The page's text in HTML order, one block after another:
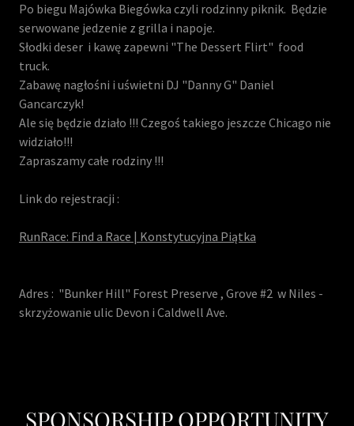
Po biegu Majówka Biegówka czyli rodzinny piknik. Będzie
serwowane jedzenie z grilla i napoje.
Słodki deser i kawę zapewni "The Dessert Flirt" food
truck.
Zabawę nagłośni i uświetni DJ "Danny G" Daniel
Gancarczyk!
Ale się będzie działo !!! Czegoś takiego jeszcze Chicago nie
widziało!!!
Zapraszamy całe rodziny !!!
Link do rejestracji :
RunRace: Find a Race | Konstytucyjna Piątka
Adres : "Bunker Hill" Forest Preserve , Grove #2 w Niles -
skrzyżowanie ulic Devon i Caldwell Ave.
SPONSORSHIP OPPORTUNITY